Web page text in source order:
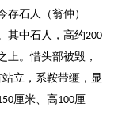
石人（翁仲）
其中石人，高约200
上。惜头部被毁，
立，系鞍带缰，显
厘米、高100厘